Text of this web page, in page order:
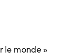
le monde »